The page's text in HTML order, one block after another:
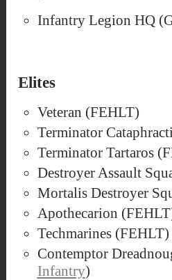
Infantry Legion HQ
Elites
Veteran (FEHLT)
Terminator
Terminator Tartaros
Destroyer Assault
Mortalis Destroyer
Apothecarion
Techmarines (FEHLT)
Contemptor
Infantry)